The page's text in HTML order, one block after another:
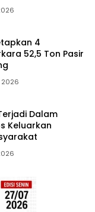
4
52,5 Ton Pasir
2026
Dalam
Keluarkan